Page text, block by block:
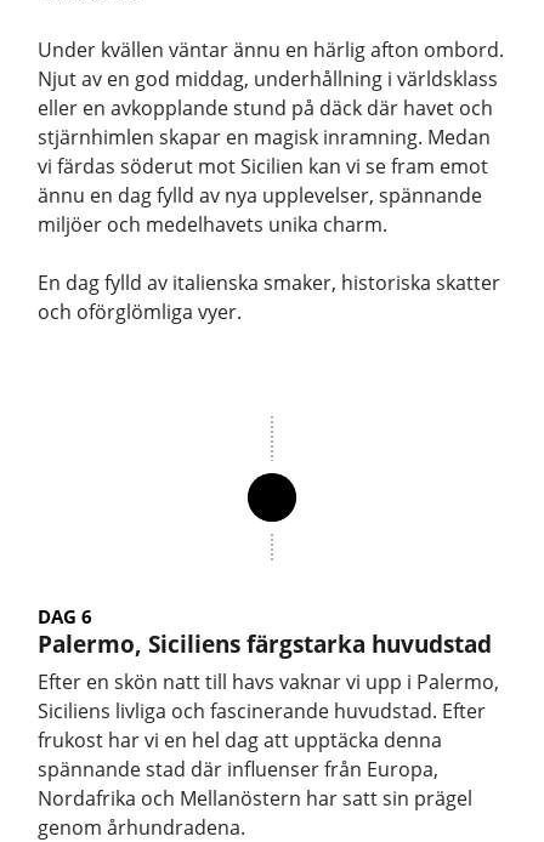
Under kvällen väntar ännu en härlig afton ombord.
Njut av en god middag, underhållning i världsklass
eller en avkopplande stund på däck där havet och
stjärnhimlen skapar en magisk inramning. Medan
vi färdas söderut mot Sicilien kan vi se fram emot
ännu en dag fylld av nya upplevelser, spännande
miljöer och medelhavets unika charm.
En dag fylld av italienska smaker, historiska skatter
och oförglömliga vyer.
DAG 6
Palermo, Siciliens färgstarka huvudstad
Efter en skön natt till havs vaknar vi upp i Palermo,
Siciliens livliga och fascinerande huvudstad. Efter
frukost har vi en hel dag att upptäcka denna
spännande stad där influenser från Europa,
Nordafrika och Mellanöstern har satt sin prägel
genom århundradena.